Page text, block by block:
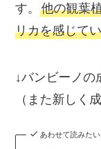
す。他の観葉
リカを感じて
↓バンビーノ
（また新しく
あわせて読みたい